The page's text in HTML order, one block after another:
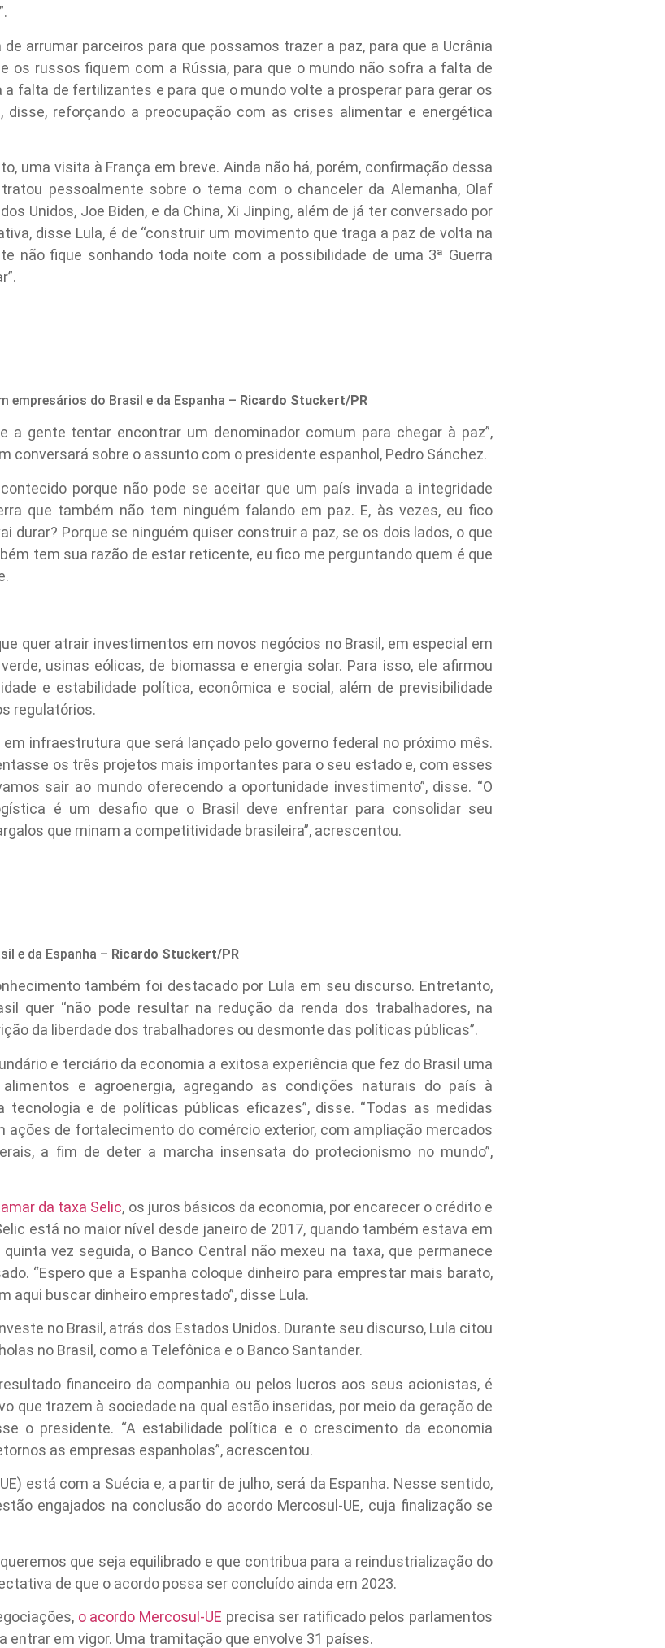
arrumar parceiros para que possamos trazer a paz, para que a Ucrânia
os russos fiquem com a Rússia, para que o mundo não sofra a falta de
falta de fertilizantes e para que o mundo volte a prosperar para gerar os
disse, reforçando a preocupação com as crises alimentar e energética
uma visita à França em breve. Ainda não há, porém, confirmação dessa
pessoalmente sobre o tema com o chanceler da Alemanha, Olaf
Unidos, Joe Biden, e da China, Xi Jinping, além de já ter conversado por
disse Lula, é de “construir um movimento que traga a paz de volta na
não fique sonhando toda noite com a possibilidade de uma 3ª Guerra
empresários do Brasil e da Espanha – Ricardo Stuckert/PR
a gente tentar encontrar um denominador comum para chegar à paz”,
conversará sobre o assunto com o presidente espanhol, Pedro Sánchez.
porque não pode se aceitar que um país invada a integridade
que também não tem ninguém falando em paz. E, às vezes, eu fico
durar? Porque se ninguém quiser construir a paz, se os dois lados, o que
tem sua razão de estar reticente, eu fico me perguntando quem é que
quer atrair investimentos em novos negócios no Brasil, em especial em
usinas eólicas, de biomassa e energia solar. Para isso, ele afirmou
e estabilidade política, econômica e social, além de previsibilidade
regulatórios.
infraestrutura que será lançado pelo governo federal no próximo mês.
os três projetos mais importantes para o seu estado e, com esses
sair ao mundo oferecendo a oportunidade investimento”, disse. “O
é um desafio que o Brasil deve enfrentar para consolidar seu
que minam a competitividade brasileira”, acrescentou.
e da Espanha – Ricardo Stuckert/PR
também foi destacado por Lula em seu discurso. Entretanto,
quer “não pode resultar na redução da renda dos trabalhadores, na
da liberdade dos trabalhadores ou desmonte das políticas públicas”.
e terciário da economia a exitosa experiência que fez do Brasil uma
e agroenergia, agregando as condições naturais do país à
e de políticas públicas eficazes”, disse. “Todas as medidas
de fortalecimento do comércio exterior, com ampliação mercados
a fim de deter a marcha insensata do protecionismo no mundo”,
da taxa Selic, os juros básicos da economia, por encarecer o crédito e
está no maior nível desde janeiro de 2017, quando também estava em
vez seguida, o Banco Central não mexeu na taxa, que permanece
“Espero que a Espanha coloque dinheiro para emprestar mais barato,
aqui buscar dinheiro emprestado”, disse Lula.
no Brasil, atrás dos Estados Unidos. Durante seu discurso, Lula citou
no Brasil, como a Telefônica e o Banco Santander.
financeiro da companhia ou pelos lucros aos seus acionistas, é
que trazem à sociedade na qual estão inseridas, por meio da geração de
o presidente. “A estabilidade política e o crescimento da economia
as empresas espanholas”, acrescentou.
está com a Suécia e, a partir de julho, será da Espanha. Nesse sentido,
engajados na conclusão do acordo Mercosul-UE, cuja finalização se
que seja equilibrado e que contribua para a reindustrialização do
de que o acordo possa ser concluído ainda em 2023.
o acordo Mercosul-UE precisa ser ratificado pelos parlamentos
entrar em vigor. Uma tramitação que envolve 31 países.